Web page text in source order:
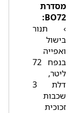
מסדרת
BO72:
› תנור
בישול
ואפייה
בנפח 72
ליטר,
דלת 3
שכבות
זכוכית